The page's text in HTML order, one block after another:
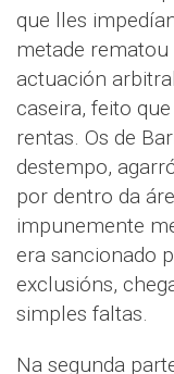
que lles
metade
actuación
caseira, feito
rentas. Os de
destempo,
por dentro da
impunemente
era sancionado
exclusións,
simples faltas.
Na segunda